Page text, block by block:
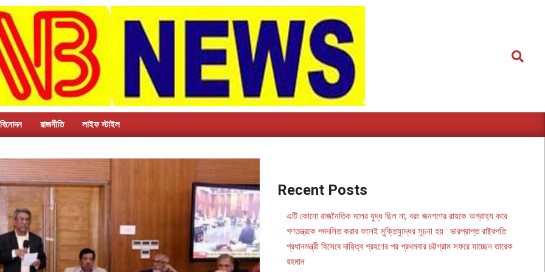
Search
বিনোদন রাজনীতি লাইফ স্টাইল
Recent Posts
এটি কোনো রাজনৈতিক দলের যুদ্ধ ছিল না, বরং জনগণের রায়কে অগ্রাহ্য করে
গণতন্ত্রকে পদদলিত করার ফলেই মুক্তিযুদ্ধের সূচনা হয় : ভারপ্রাপ্ত রাষ্ট্রপতি
প্রধানমন্ত্রী হিসেবে দায়িত্ব গ্রহণের পর প্রথমবার চট্টগ্রাম সফরে যাচ্ছেন তারেক
রহমান